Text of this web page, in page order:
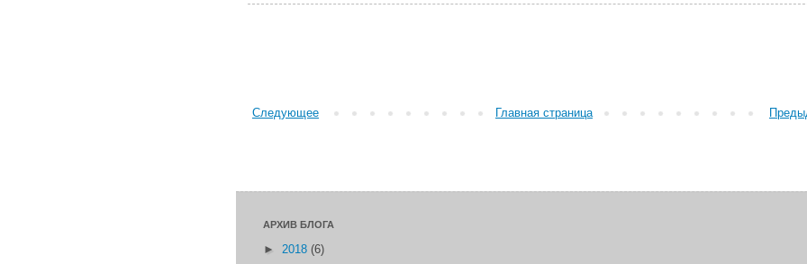
Следующее Главная страница
АРХИВ БЛОГА
► 2018 (6)